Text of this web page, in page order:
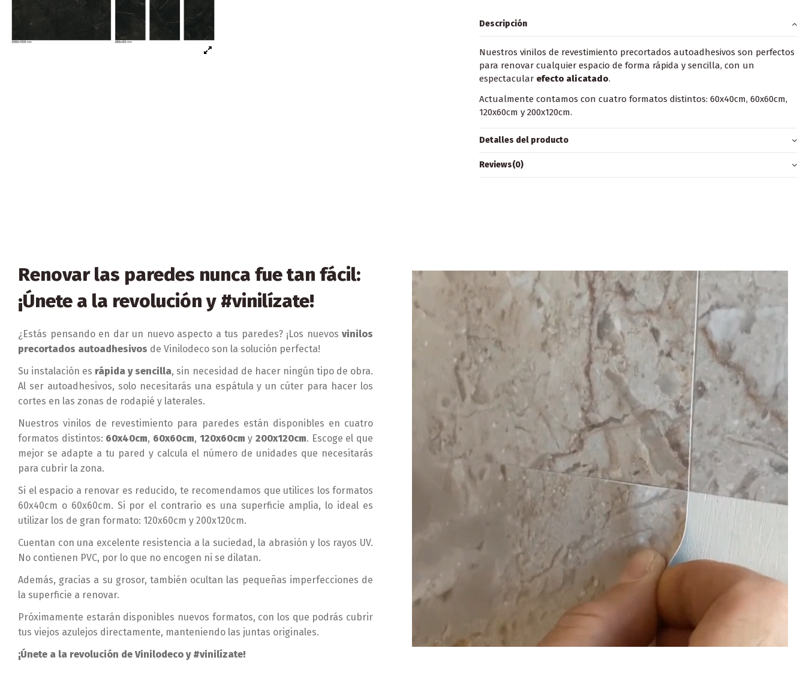
Descripción
Nuestros vinilos de revestimiento precortados autoadhesivos son perfectos
para renovar cualquier espacio de forma rápida y sencilla, con un
espectacular efecto alicatado.
Actualmente contamos con cuatro formatos distintos: 60x40cm, 60x60cm,
120x60cm y 200x120cm.
Detalles del producto
Reviews(0)
Renovar las paredes nunca fue tan fácil:
¡Únete a la revolución y #vinilízate!
¿Estás pensando en dar un nuevo aspecto a tus paredes? ¡Los nuevos vinilos
precortados autoadhesivos de Vinilodeco son la solución perfecta!
Su instalación es rápida y sencilla, sin necesidad de hacer ningún tipo de obra.
Al ser autoadhesivos, solo necesitarás una espátula y un cúter para hacer los
cortes en las zonas de rodapié y laterales.
Nuestros vinilos de revestimiento para paredes están disponibles en cuatro
formatos distintos: 60x40cm, 60x60cm, 120x60cm y200x120cm. Escoge el que
mejor se adapte a tu pared y calcula el número de unidades que necesitarás
para cubrir la zona.
Si el espacio a renovar es reducido, te recomendamos que utilices los formatos
60x40cm o 60x60cm. Si por el contrario es una superficie amplia, lo ideal es
utilizar los de gran formato: 120x60cm y 200x120cm.
Cuentan con una excelente resistencia a la suciedad, la abrasión y los rayos UV.
No contienen PVC, por lo que no encogen ni se dilatan.
Además, gracias a su grosor, también ocultan las pequeñas imperfecciones de
la superficie a renovar.
Próximamente estarán disponibles nuevos formatos, con los que podrás cubrir
tus viejos azulejos directamente, manteniendo las juntas originales.
¡Únete a la revolución de Vinilodeco y #vinilízate!